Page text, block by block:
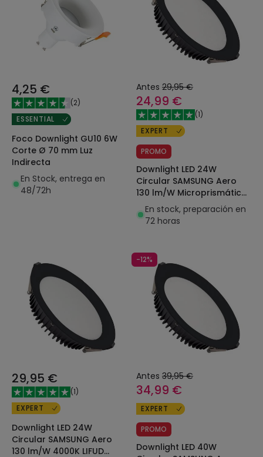
4,25 €
(2)
ESSENTIAL
Foco Downlight GU10 6W
Corte Ø 70 mm Luz
Indirecta
En Stock, entrega en
48/72h
Antes 29,95 €
24,99 €
(1)
EXPERT
PROMO
Downlight LED 24W
Circular SAMSUNG Aero
130 lm/W Microprismático
LIFUD Corte Ø 200 mm
Negro
En stock, preparación en
72 horas
29,95 €
(1)
EXPERT
Downlight LED 24W
Circular SAMSUNG Aero
130 lm/W 4000K LIFUD
-12%
Antes 39,95 €
34,99 €
EXPERT
PROMO
Downlight LED 40W